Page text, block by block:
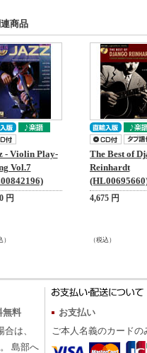
連商品
- Violin Play-
Vol.7
円
）
The Best of
Reinhardt
4,675 円
（税込）
無料
は、
島部へ
お支払い
ご本人名義のカードの